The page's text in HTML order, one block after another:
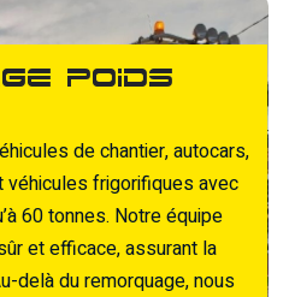
poids
de chantier, autocars,
véhicules frigorifiques avec
60 tonnes. Notre équipe
et efficace, assurant la
delà du remorquage, nous